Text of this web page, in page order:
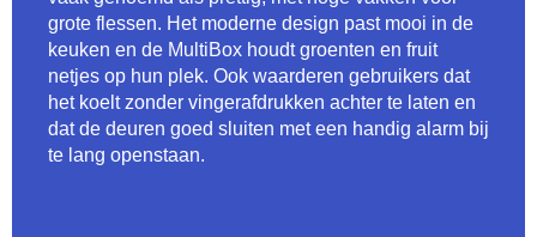
grote flessen. Het moderne design past mooi in de
keuken en de MultiBox houdt groenten en fruit
netjes op hun plek. Ook waarderen gebruikers dat
het koelt zonder vingerafdrukken achter te laten en
dat de deuren goed sluiten met een handig alarm bij
te lang openstaan.